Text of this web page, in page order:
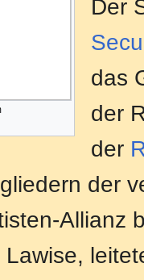
Der
das
der
der
der
Allianz